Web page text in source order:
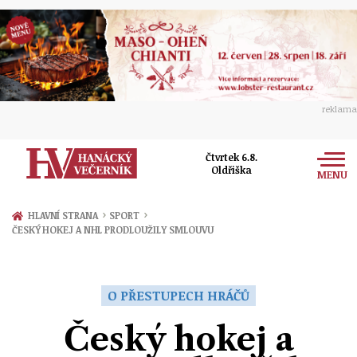
reklama
Čtvrtek 6.8.
Oldřiška
MENU
Zprávy
Ekonomika
HLAVNÍ STRANA › SPORT ›
ČESKÝ HOKEJ A NHL PRODLOUŽILY SMLOUVU
O PŘESTUPECH HRÁČŮ
Český hokej a